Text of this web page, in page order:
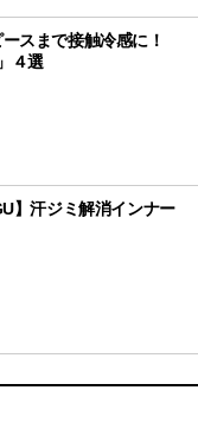
スまで接触冷感に！
４選
】汗ジミ解消インナー